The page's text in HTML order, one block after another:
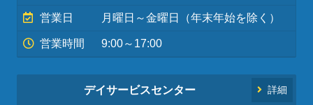
営業日 月曜日～金曜日（年末年始を除く）
営業時間 9:00～17:00
デイサービスセンター 詳細